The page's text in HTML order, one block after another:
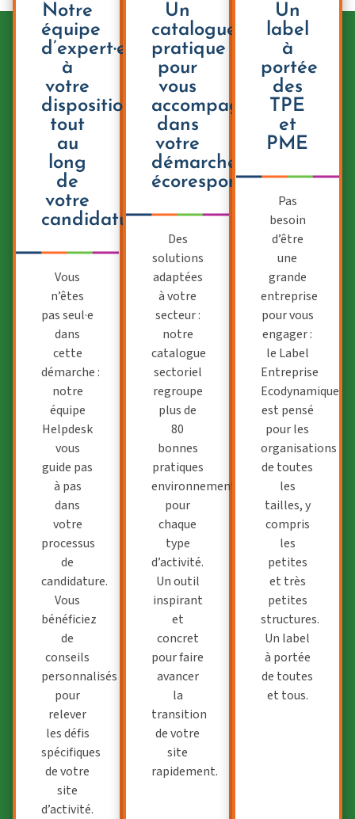
Notre
équipe
d’expert·es
à
votre
disposition
tout
au
long
de
votre
candidature
Vous
n’êtes
pas seul·e
dans
cette
démarche :
notre
équipe
Helpdesk
vous
guide pas
à pas
dans
votre
processus
de
candidature.
Vous
bénéficiez
de
conseils
personnalisés
pour
relever
les défis
spécifiques
de votre
site
d’activité.
Un
catalogue
pratique
pour
vous
accompagner
dans
votre
démarche
écoresponsable
Des
solutions
adaptées
à votre
secteur :
notre
catalogue
sectoriel
regroupe
plus de
80
bonnes
pratiques
environnementales
pour
chaque
type
d’activité.
Un outil
inspirant
et
concret
pour faire
avancer
la
transition
de votre
site
rapidement.
Un
label
à
portée
des
TPE
et
PME
Pas
besoin
d’être
une
grande
entreprise
pour vous
engager :
le Label
Entreprise
Ecodynamique
est pensé
pour les
organisations
de toutes
les
tailles, y
compris
les
petites
et très
petites
structures.
Un label
à portée
de toutes
et tous.